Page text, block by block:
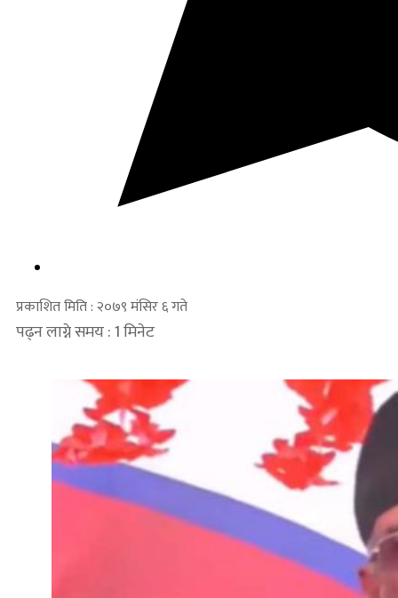
प्रकाशित मिति : २०७९ मंसिर ६ गते
पढ्न लाग्ने समय : 1 मिनेट